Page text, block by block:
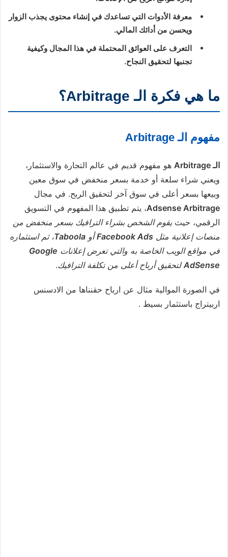
معرفة الأدوات التي تساعدك في إنشاء محتوى يجذب الزوار
ويحسن من أدائك المالي.
التعرف على العوائق المحتملة في هذا المجال وكيفية
تجنبها لتحقيق النجاح.
ما هي فكرة الـ Arbitrage؟
مفهوم الـ Arbitrage
الـ Arbitrage
هو مفهوم قديم في عالم التجارة والاستثمار،
ويعني شراء سلعة أو خدمة بسعر منخفض في سوق معين
وبيعها بسعر أعلى في سوق آخر لتحقيق الربح. في مجال
Adsense Arbitrage، يتم تطبيق هذا المفهوم في التسويق
الرقمي، حيث يقوم الشخص بشراء الترافيك بسعر منخفض من
منصات إعلانية مثل Facebook Adsأو Taboola، ثم استثماره
في مواقع الويب الخاصة به والتي تعرض إعلانات Google
AdSenseلتحقيق أرباح أعلى من تكلفة الترافيك.
في الصورة الموالية مثال عن ارباح حقنناها من الادسنس
اربيتراج باستثمار بسيط .